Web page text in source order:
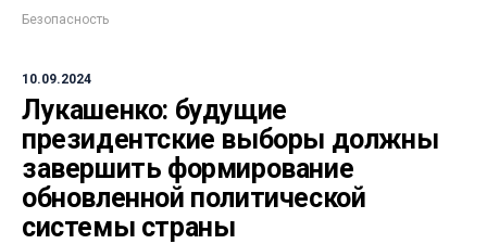
Безопасность
10.09.2024
Лукашенко: будущие
президентские выборы должны
завершить формирование
обновленной политической
системы страны